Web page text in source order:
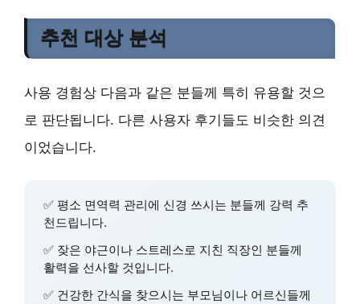
추천 대상 분석
사용 경험상 다음과 같은 분들께 특히 유용할 것으
로 판단됩니다. 다른 사용자 후기들도 비슷한 의견
이었습니다.
✅ 평소 면역력 관리에 신경 쓰시는 분들께 강력 추
천드립니다.
✅ 잦은 야근이나 스트레스로 지친 직장인 분들께
활력을 선사할 것입니다.
✅ 건강한 간식을 찾으시는 부모님이나 어르신들께